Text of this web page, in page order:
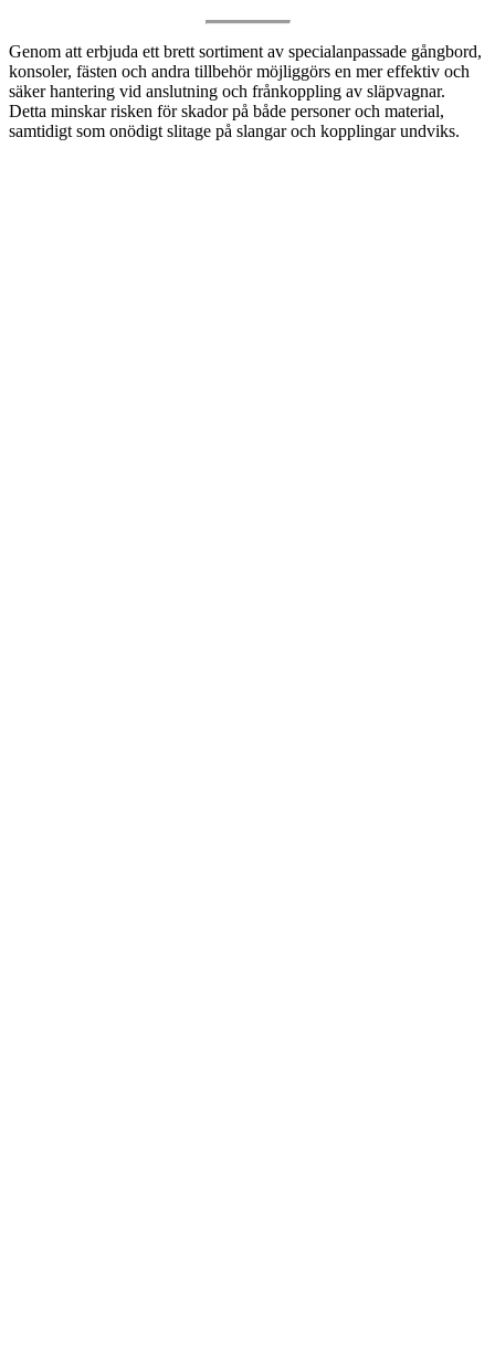
Genom att erbjuda ett brett sortiment av specialanpassade gångbord,
konsoler, fästen och andra tillbehör möjliggörs en mer effektiv och
säker hantering vid anslutning och frånkoppling av släpvagnar.
Detta minskar risken för skador på både personer och material,
samtidigt som onödigt slitage på slangar och kopplingar undviks.